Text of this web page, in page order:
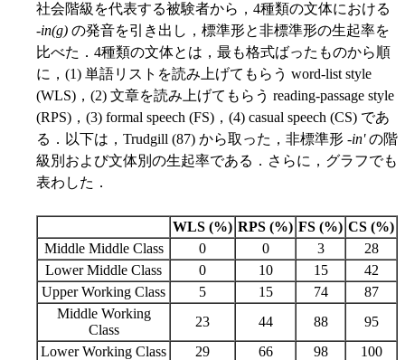
社会階級を代表する被験者から，4種類の文体における
-in(g) の発音を引き出し，標準形と非標準形の生起率を
比べた．4種類の文体とは，最も格式ばったものから順
に，(1) 単語リストを読み上げてもらう word-list style
(WLS)，(2) 文章を読み上げてもらう reading-passage style
(RPS)，(3) formal speech (FS)，(4) casual speech (CS) であ
る．以下は，Trudgill (87) から取った，非標準形 -in'の階
級別および文体別の生起率である．さらに，グラフでも
表わした．
WLS (%) RPS (%) FS (%) CS (%)
Middle Middle Class
0 0 3
28
Lower Middle Class
0 10 15
42
Upper Working Class
5 15 74
87
Middle Working
Class
23 44 88
95
Lower Working Class
29 66 98 100